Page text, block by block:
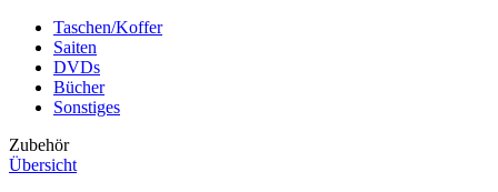
Taschen/Koffer
Saiten
DVDs
Bücher
Sonstiges
Zubehör
Übersicht